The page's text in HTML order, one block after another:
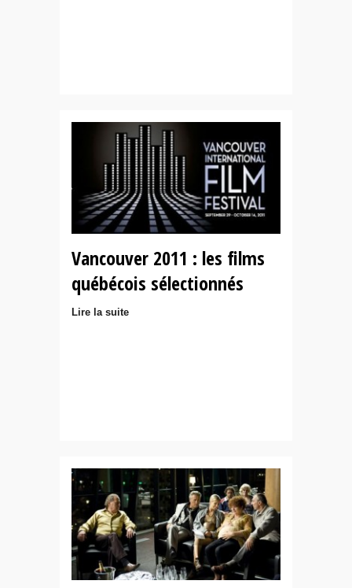
Vancouver 2011 : les films
québécois sélectionnés
Lire la suite